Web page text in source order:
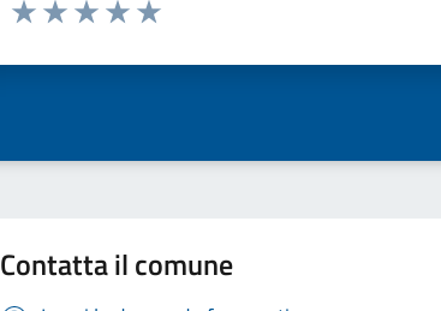
Contatta il comune